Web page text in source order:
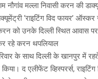
नौगांव मल्ला निवासी करन की
‘राइटिंग विद फायर’
को उनके दिल्ली स्थित आवास
रहे करन थपलियाल
के साथ दिल्ली के खानपुर में
द एलीफेंट व्हिस्परर्स,